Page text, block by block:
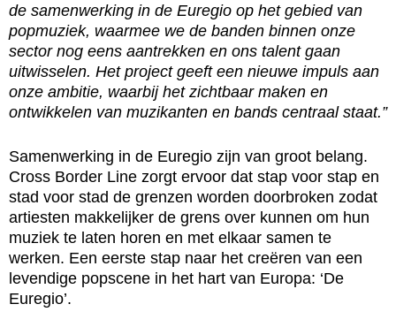
de samenwerking in de Euregio op het gebied van
popmuziek, waarmee we de banden binnen onze
sector nog eens aantrekken en ons talent gaan
uitwisselen. Het project geeft een nieuwe impuls aan
onze ambitie, waarbij het zichtbaar maken en
ontwikkelen van muzikanten en bands centraal staat.”
Samenwerking in de Euregio zijn van groot belang.
Cross Border Line zorgt ervoor dat stap voor stap en
stad voor stad de grenzen worden doorbroken zodat
artiesten makkelijker de grens over kunnen om hun
muziek te laten horen en met elkaar samen te
werken. Een eerste stap naar het creëren van een
levendige popscene in het hart van Europa: ‘De
Euregio’.